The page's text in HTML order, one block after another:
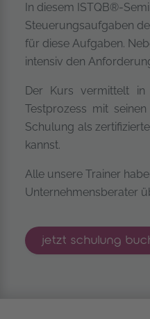
In diesem ISTQB®-
Steuerungsaufgaben
für diese Aufgaben.
intensiv den
Der Kurs vermittelt in
Testprozess mit
Schulung als
kannst.
Alle unsere Trainer
Unternehmensberater
jetzt istqb®
schulung